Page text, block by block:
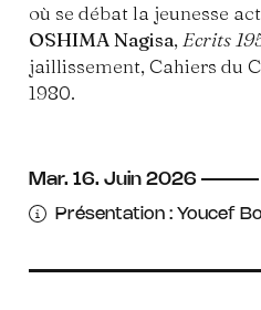
où se débat la jeunesse
OSHIMA Nagisa,Ecrits
jaillissement, Cahiers du
1980.
Mar. 16. Juin 2026
Présentation : Youcef